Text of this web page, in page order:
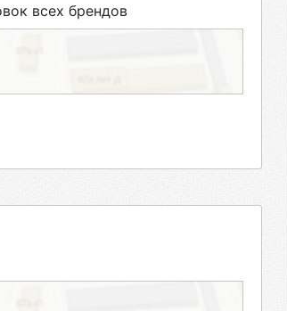
всех брендов